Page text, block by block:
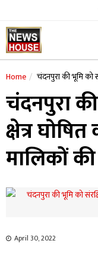
content
Home चंदनपुरा की भूमि को
चंदनपुरा
क्षेत्र
मालिकों
April 30, 2022